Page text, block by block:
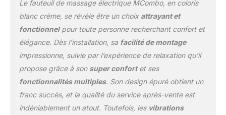
niveaux et vous reposer
en toute décontraction.
Inclinaison réglable en
jusqu'à 140°. Repose-
pieds déplié et replié
grâce aux ressorts.
Télécommande pour une
utilisation facile -- Grâce
à la télécommande, votre
fauteuil de massage peut
Le fauteuil de massage électrique MCombo, en coloris
blanc crème, se révèle être un choix attrayant et
fonctionnelpour toute personne recherchant confort et
élégance. Dès l’installation, sa facilité de montage
impressionne, suivie par l’expérience de relaxation qu’il
propose grâce à son super confortet ses
fonctionnalités multiples. Son design épuré obtient un
franc succès, et la qualité du service après-vente est
indéniablement un atout. Toutefois, les vibrations